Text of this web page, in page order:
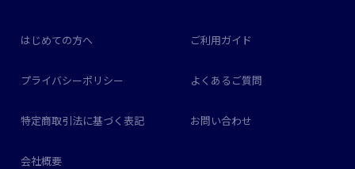
はじめての方へ ご利用ガイド
プライバシーポリシー よくあるご質問
特定商取引法に基づく表記 お問い合わせ
会社概要